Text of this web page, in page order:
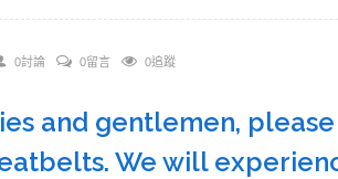
0討論 0留言 0追蹤
and gentlemen,
We will